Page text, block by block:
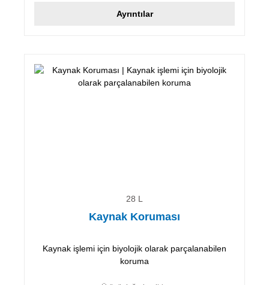
Ayrıntılar
28 L
Kaynak Koruması
Kaynak işlemi için biyolojik olarak parçalanabilen
koruma